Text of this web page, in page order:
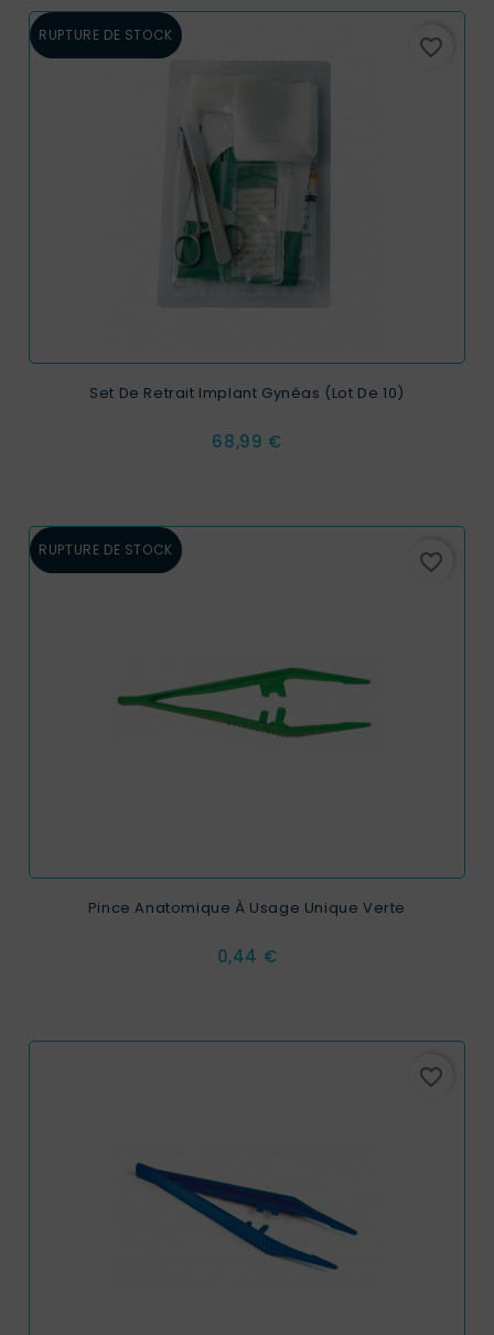
RUPTURE DE STOCK favorite_border
Set De Retrait Implant Gynéas (Lot De 10)
Prix
68,99 €
RUPTURE DE STOCK favorite_border
Pince Anatomique À Usage Unique Verte
Prix
0,44 €
favorite_border